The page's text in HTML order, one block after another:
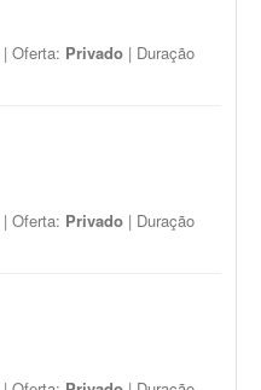
| Oferta: Privado | Duração
| Oferta: Privado | Duração